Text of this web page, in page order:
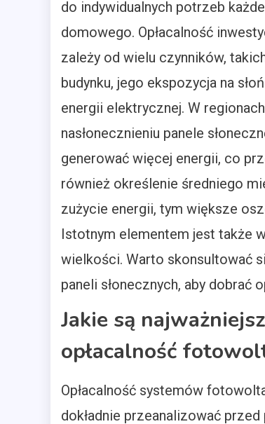
do indywidualnych potrzeb
domowego. Opłacalność
zależy od wielu czynników,
budynku, jego ekspozycja na
energii elektrycznej. W
nasłonecznieniu panele
generować więcej energii, co
również określenie średniego
zużycie energii, tym większe
Istotnym elementem jest także
wielkości. Warto skonsultować
paneli słonecznych, aby
Jakie są
opłacalność
Opłacalność systemów
dokładnie przeanalizować